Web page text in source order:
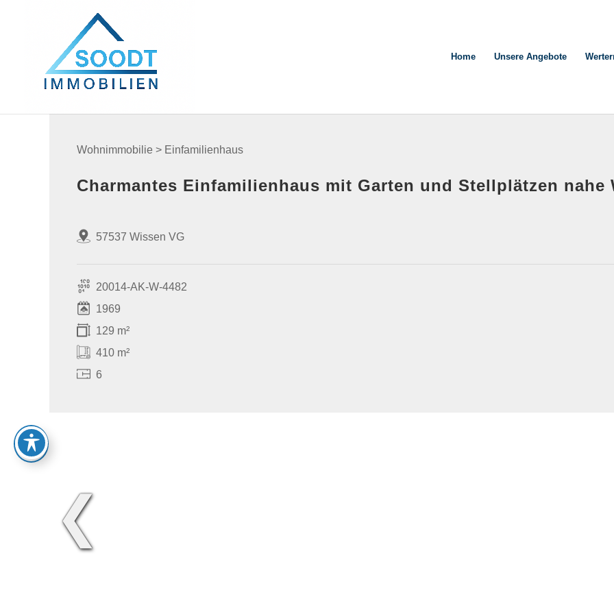
Home Unsere Angebote
Wohnimmobilie > Einfamilienhaus
Charmantes Einfamilienhaus mit Garten und Stellplätzen nahe
57537 Wissen VG
20014-AK-W-4482
1969
129 m²
410 m²
6
❮